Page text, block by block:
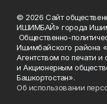
© 2026 Сайт
ИШИМБАЙ» города
Общественно-
Ишимбайского
Агентством по печати
и Акционерным
Башкортостан».
Об использовании